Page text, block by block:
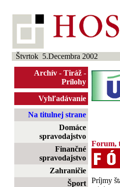
Štvrtok 5.Decembra 2002
Archív - Tiráž -
Prílohy
Vyhľadávanie
Na titulnej strane
Domáce
spravodajstvo
Finančné
spravodajstvo
Zahraničie
Šport
Forum,
Príjmy